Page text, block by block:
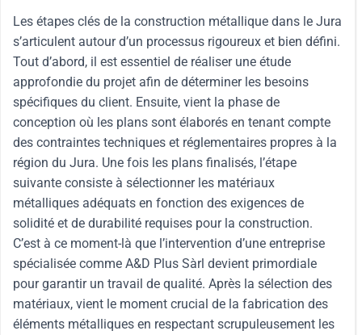
Les étapes clés de la construction métallique dans le Jura
s’articulent autour d’un processus rigoureux et bien défini.
Tout d’abord, il est essentiel de réaliser une étude
approfondie du projet afin de déterminer les besoins
spécifiques du client. Ensuite, vient la phase de
conception où les plans sont élaborés en tenant compte
des contraintes techniques et réglementaires propres à la
région du Jura. Une fois les plans finalisés, l’étape
suivante consiste à sélectionner les matériaux
métalliques adéquats en fonction des exigences de
solidité et de durabilité requises pour la construction.
C’est à ce moment-là que l’intervention d’une entreprise
spécialisée comme A&D Plus Sàrl devient primordiale
pour garantir un travail de qualité. Après la sélection des
matériaux, vient le moment crucial de la fabrication des
éléments métalliques en respectant scrupuleusement les